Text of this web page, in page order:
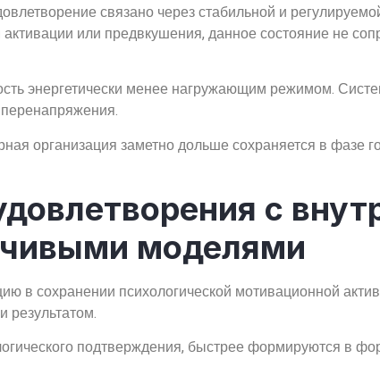
связано через стабильной и
или предвкушения, данное состояние не
энергетически менее нагружающим режимом.
перенапряжения.
организация заметно дольше сохраняется в фазе
с
моделями
в сохранении психологической мотивационной
результатом.
подтверждения, быстрее формируются в